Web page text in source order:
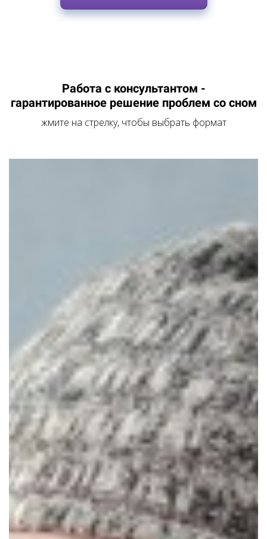
Работа с консультантом -
гарантированное решение проблем со сном
жмите на стрелку, чтобы выбрать формат